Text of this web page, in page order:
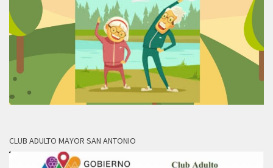
CLUB ADULTO MAYOR SAN ANTONIO